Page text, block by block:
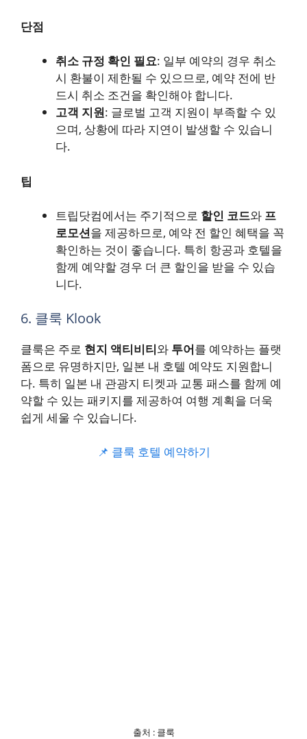
단점
취소 규정 확인 필요: 일부 예약의 경우 취소
시 환불이 제한될 수 있으므로, 예약 전에 반
드시 취소 조건을 확인해야 합니다.
고객 지원: 글로벌 고객 지원이 부족할 수 있
으며, 상황에 따라 지연이 발생할 수 있습니
다.
팁
트립닷컴에서는 주기적으로 할인 코드와 프
로모션을 제공하므로, 예약 전 할인 혜택을 꼭
확인하는 것이 좋습니다. 특히 항공과 호텔을
함께 예약할 경우 더 큰 할인을 받을 수 있습
니다.
6. 클룩 Klook
클룩은 주로 현지 액티비티와 투어를 예약하는 플랫
폼으로 유명하지만, 일본 내 호텔 예약도 지원합니
다. 특히 일본 내 관광지 티켓과 교통 패스를 함께 예
약할 수 있는 패키지를 제공하여 여행 계획을 더욱
쉽게 세울 수 있습니다.
📌 클룩 호텔 예약하기
출처 : 클룩